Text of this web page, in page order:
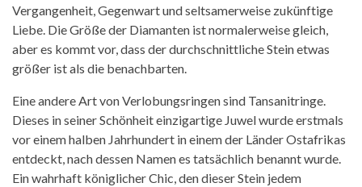
Vergangenheit, Gegenwart und seltsamerweise zukünftige
Liebe. Die Größe der Diamanten ist normalerweise gleich,
aber es kommt vor, dass der durchschnittliche Stein etwas
größer ist als die benachbarten.
Eine andere Art von Verlobungsringen sind Tansanitringe.
Dieses in seiner Schönheit einzigartige Juwel wurde erstmals
vor einem halben Jahrhundert in einem der Länder Ostafrikas
entdeckt, nach dessen Namen es tatsächlich benannt wurde.
Ein wahrhaft königlicher Chic, den dieser Stein jedem